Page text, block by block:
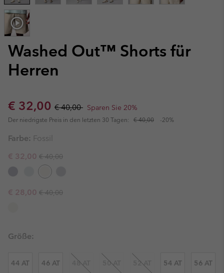
Washed Out™ Shorts für
Herren
Sale price:
€ 32,00 Regular price:
€ 40,00 Sparen Sie 20%
Der niedrigste Preis in den letzten 30 Tagen: € 40,00 -20%
Farbe: Fossil
Sale price:
€ 32,00 Regular price:
€ 40,00
Sale price:
€ 28,00 Regular price:
€ 40,00
Größe:
44 AT 46 AT 48 AT 50 AT 52 AT 54 AT 56 AT